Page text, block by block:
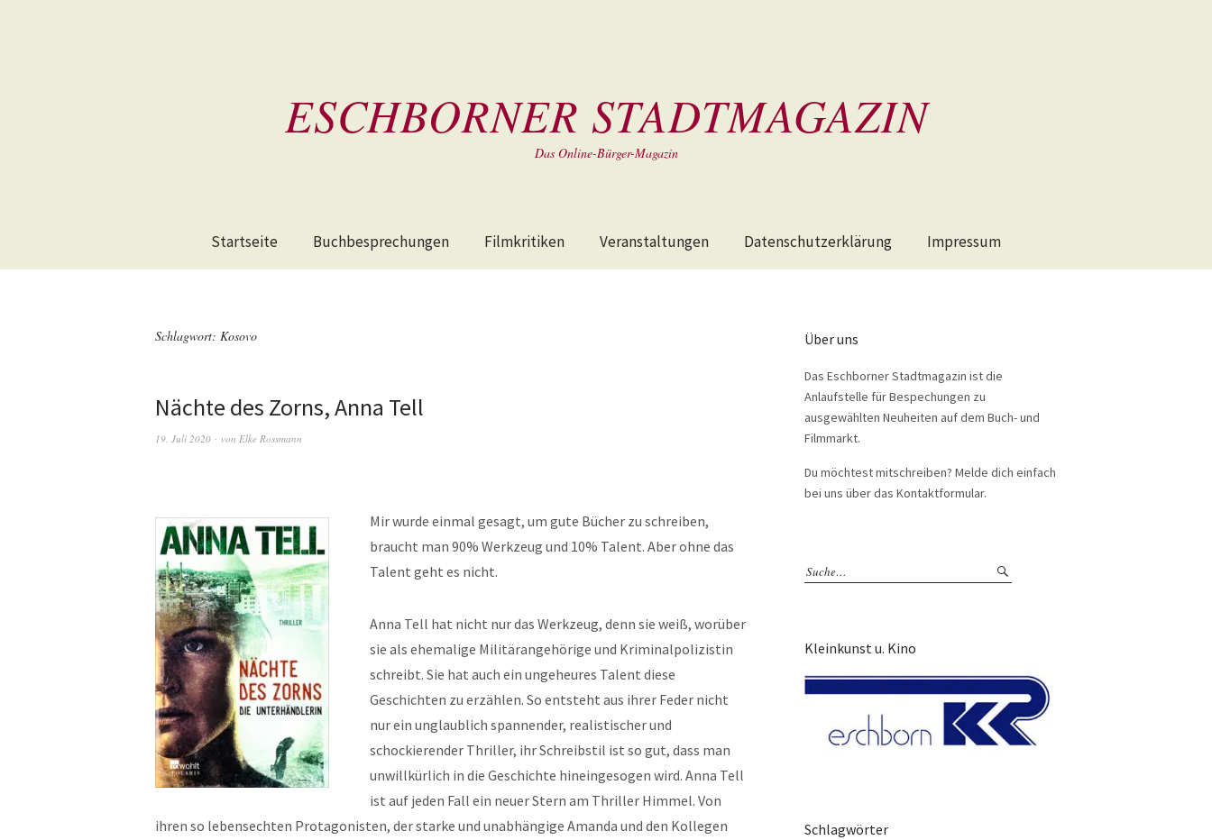
ESCHBORNER STADTMAGAZIN
Das Online-Bürger-Magazin
Startseite Buchbesprechungen Filmkritiken Veranstaltungen Datenschutzerklärung Impressum
Schlagwort: Kosovo
Nächte des Zorns, Anna Tell
19. Juli 2020 von Elke Rossmann
Mir wurde einmal gesagt, um gute Bücher zu schreiben,
braucht man 90% Werkzeug und 10% Talent. Aber ohne das
Talent geht es nicht.
Anna Tell hat nicht nur das Werkzeug, denn sie weiß, worüber
sie als ehemalige Militärangehörige und Kriminalpolizistin
schreibt. Sie hat auch ein ungeheures Talent diese
Geschichten zu erzählen. So entsteht aus ihrer Feder nicht
nur ein unglaublich spannender, realistischer und
schockierender Thriller, ihr Schreibstil ist so gut, dass man
unwillkürlich in die Geschichte hineingesogen wird. Anna Tell
ist auf jeden Fall ein neuer Stern am Thriller Himmel. Von
ihren so lebensechten Protagonisten, der starke und unabhängige Amanda und den Kollegen
Über uns
Das Eschborner Stadtmagazin ist die
Anlaufstelle für Bespechungen zu
ausgewählten Neuheiten auf dem Buch- und
Filmmarkt.
Du möchtest mitschreiben? Melde dich einfach
bei uns über das Kontaktformular.
Kleinkunst u. Kino
Schlagwörter